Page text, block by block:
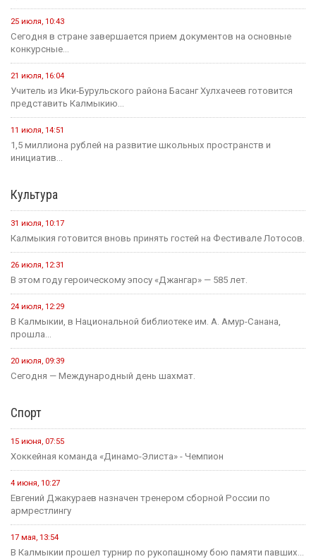
25 июля, 10:43
Сегодня в стране завершается прием документов на основные
конкурсные...
21 июля, 16:04
Учитель из Ики-Бурульского района Басанг Хулхачеев готовится
представить Калмыкию...
11 июля, 14:51
1,5 миллиона рублей на развитие школьных пространств и
инициатив...
Культура
31 июля, 10:17
Калмыкия готовится вновь принять гостей на Фестивале Лотосов.
26 июля, 12:31
В этом году героическому эпосу «Джангар» — 585 лет.
24 июля, 12:29
В Калмыкии, в Национальной библиотеке им. А. Амур-Санана,
прошла...
20 июля, 09:39
Сегодня — Международный день шахмат.
Спорт
15 июня, 07:55
Хоккейная команда «Динамо-Элиста» - Чемпион
4 июня, 10:27
Евгений Джакураев назначен тренером сборной России по
армрестлингу
17 мая, 13:54
В Калмыкии прошел турнир по рукопашному бою памяти павших...